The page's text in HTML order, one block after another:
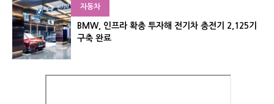
자동차
BMW, 인프라 확충 투자해 전기차 충전기 2,125기
구축 완료